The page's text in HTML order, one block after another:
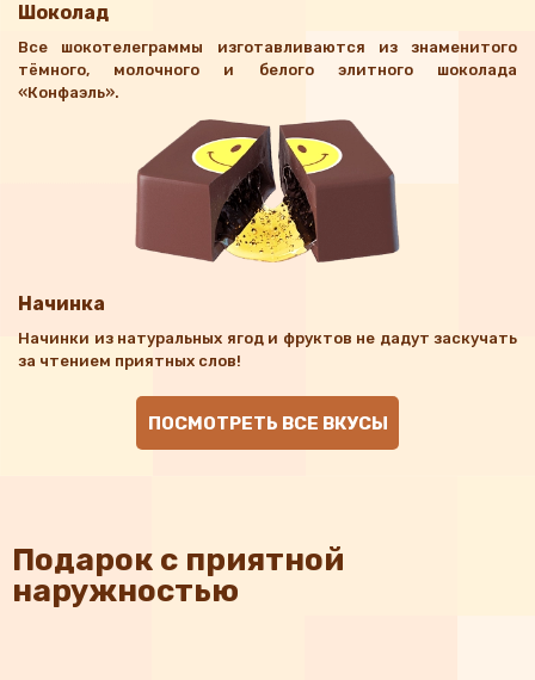
Шоколад
Все шокотелеграммы изготавливаются из знаменитого
тёмного, молочного и белого элитного шоколада
«Конфаэль».
Начинка
Начинки из натуральных ягод и фруктов не дадут заскучать
за чтением приятных слов!
ПОСМОТРЕТЬ ВСЕ ВКУСЫ
Подарок с приятной
наружностью